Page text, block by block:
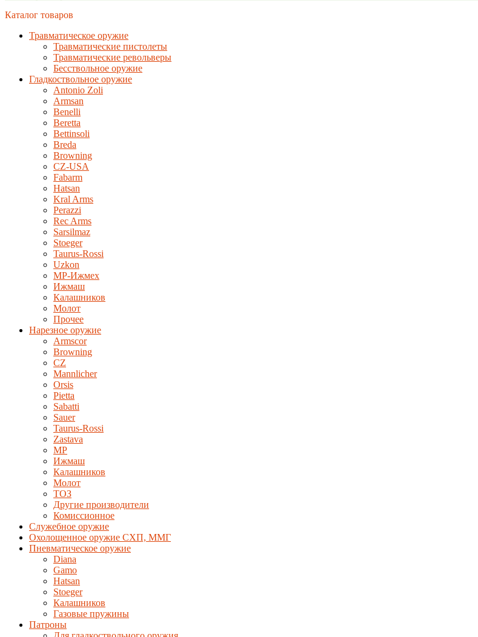
Каталог товаров
Травматическое оружие
Травматические пистолеты
Травматические револьверы
Бесствольное оружие
Гладкоствольное оружие
Antonio Zoli
Armsan
Benelli
Beretta
Bettinsoli
Breda
Browning
CZ-USA
Fabarm
Hatsan
Kral Arms
Perazzi
Rec Arms
Sarsilmaz
Stoeger
Taurus-Rossi
Uzkon
MP-Ижмех
Ижмаш
Калашников
Молот
Прочее
Нарезное оружие
Armscor
Browning
CZ
Mannlicher
Orsis
Pietta
Sabatti
Sauer
Taurus-Rossi
Zastava
MP
Ижмаш
Калашников
Молот
ТОЗ
Другие производители
Комиссионное
Служебное оружие
Охолощенное оружие СХП, ММГ
Пневматическое оружие
Diana
Gamo
Hatsan
Stoeger
Калашников
Газовые пружины
Патроны